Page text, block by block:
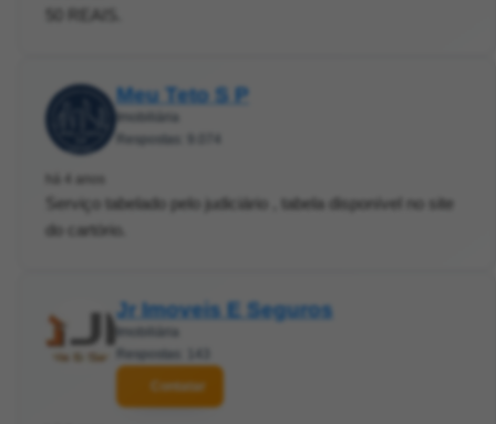
Meu Teto S P
Imobiliária
Respostas: 9.074
há 4 anos
Serviço tabelado pelo judiciário , tabela disponível no site
do cartório.
Jr Imoveis E Seguros
Imobiliária
Respostas: 143
Contatar